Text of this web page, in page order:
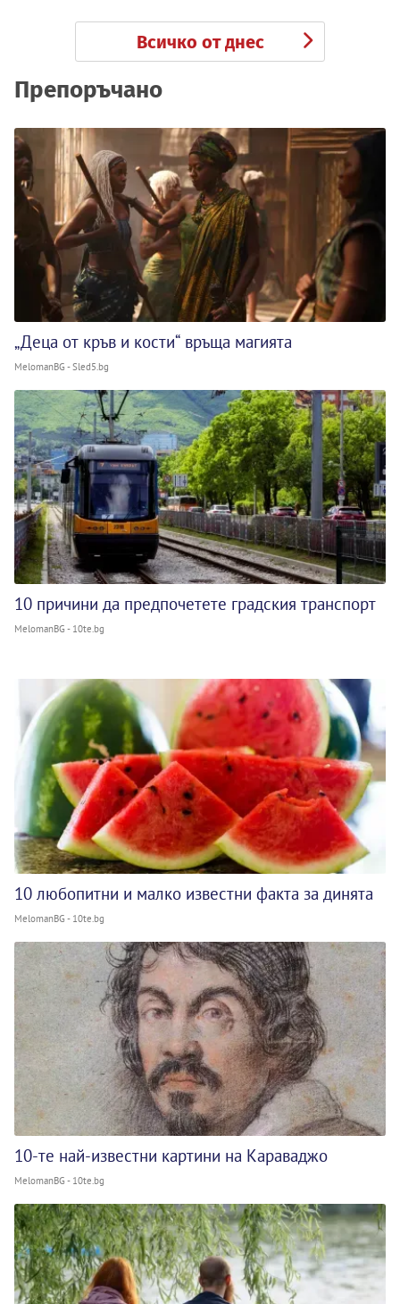
Всичко от днес
Препоръчано
„Деца от кръв и кости“ връща магията
MelomanBG - Sled5.bg
10 причини да предпочетете градския транспорт
MelomanBG - 10te.bg
10 любопитни и малко известни факта за динята
MelomanBG - 10te.bg
10-те най-известни картини на Караваджо
MelomanBG - 10te.bg